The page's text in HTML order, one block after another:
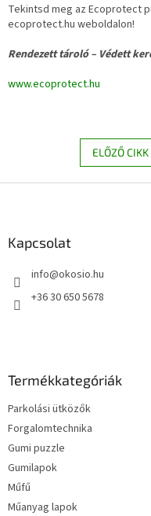
Tekintsd meg az Ecoprotect
ecoprotect.hu weboldalon!
Rendezett tároló – Védett
www.ecoprotect.hu
ELŐZŐ CIKK
Kapcsolat
info@okosio.hu
+36 30 650 5678
Termékkategóriák
Parkolási ütközők
Forgalomtechnika
Gumi puzzle
Gumilapok
Műfű
Műanyag lapok